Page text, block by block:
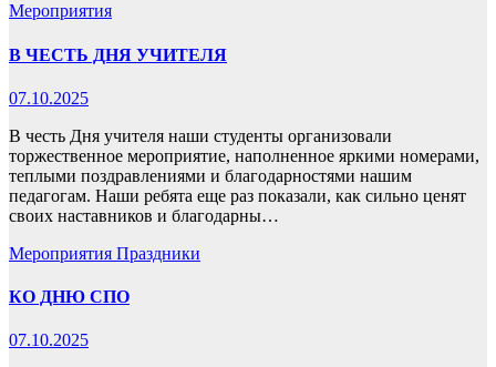
Мероприятия
В ЧЕСТЬ ДНЯ УЧИТЕЛЯ
07.10.2025
В честь Дня учителя наши студенты организовали
торжественное мероприятие, наполненное яркими номерами,
теплыми поздравлениями и благодарностями нашим
педагогам. Наши ребята еще раз показали, как сильно ценят
своих наставников и благодарны…
Мероприятия Праздники
КО ДНЮ СПО
07.10.2025